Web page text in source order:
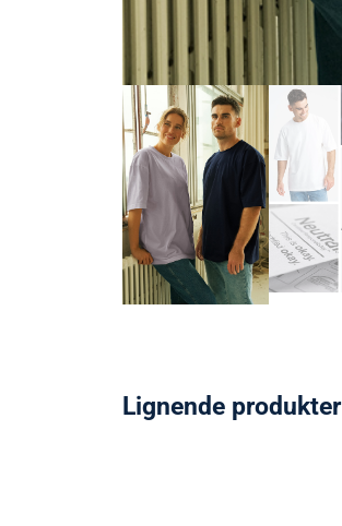
Lignende produkter